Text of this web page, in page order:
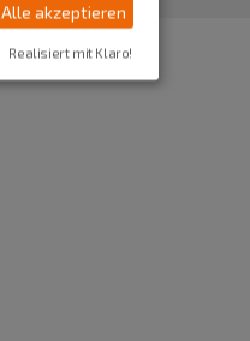
Alle akzeptieren
Realisiert mit Klaro!